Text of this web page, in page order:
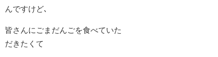
んですけど､
皆さんにごまだんごを食べていた
だきたくて